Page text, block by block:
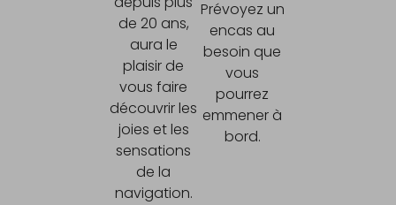
de 20 ans,
aura le
plaisir de
vous faire
découvrir les
joies et les
sensations
de la
navigation.
Prévoyez un
encas au
besoin que
vous
pourrez
emmener à
bord.